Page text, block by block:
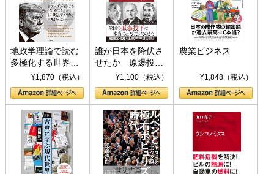
地政学理論で読む
多極化する世界：
トランプとBRICS
の挑戦
¥1,870（税込）
誰が日本を降伏さ
せたか 原爆投
下、ソ連参戦、そ
して聖断 (PHP新
書)
¥1,100（税込）
農業ビジネス
¥1,848（税込）